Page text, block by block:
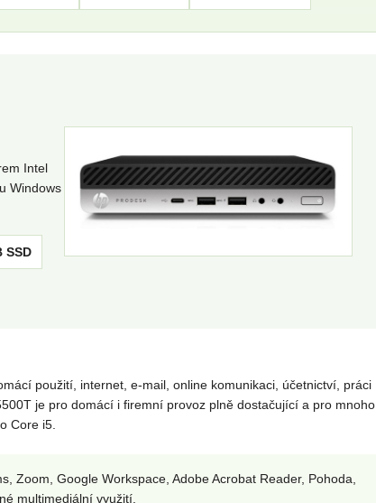
Intel
Windows
SSD
použití, internet, e-mail, online komunikaci, účetnictví, práci
je pro domácí i firemní provoz plně dostačující a pro mnoho
Core i5.
Zoom, Google Workspace, Adobe Acrobat Reader, Pohoda,
multimediální využití.